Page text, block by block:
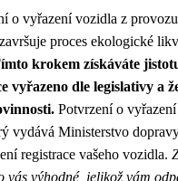
o vyřazení vozidla z
proces ekologické
krokem získáváte
vyřazeno dle legislativy a
Potvrzení o
vydává Ministerstvo
registrace vašeho vozidla.
vás výhodné, jelikož vám